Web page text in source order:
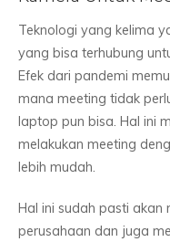
Teknologi yang kelima
yang bisa terhubung
Efek dari pandemi
mana meeting tidak
laptop pun bisa. Hal ini
melakukan meeting
lebih mudah.
Hal ini sudah pasti akan
perusahaan dan juga